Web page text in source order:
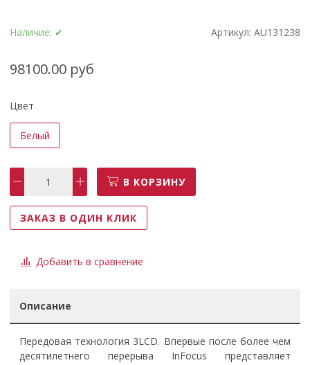
Наличие: ✔ Артикул: AU131238
98100.00 руб
Цвет
Белый
В КОРЗИНУ
ЗАКАЗ В ОДИН КЛИК
Добавить в сравнение
Описание
Передовая технология 3LCD. Впервые после более чем
десятилетнего перерыва InFocus представляет